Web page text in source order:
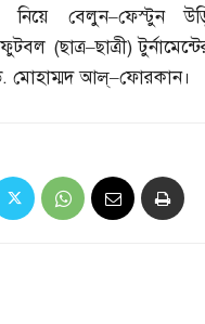
নিয়ে বেলুন–ফেস্টুন
ফুটবল (ছাত্র–ছাত্রী)
. মোহাম্মদ আল্‌–ফোরকান।